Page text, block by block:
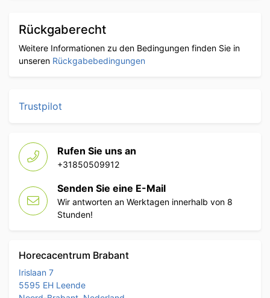
Rückgaberecht
Weitere Informationen zu den Bedingungen finden Sie in
unseren Rückgabebedingungen
Trustpilot
Rufen Sie uns an
+31850509912
Senden Sie eine E-Mail
Wir antworten an Werktagen innerhalb von 8
Stunden!
Horecacentrum Brabant
Irislaan 7
5595 EH Leende